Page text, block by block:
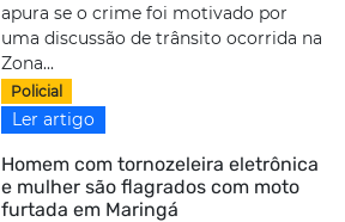
apura se o crime foi motivado por
uma discussão de trânsito ocorrida na
Zona...
Policial
Ler artigo
Homem com tornozeleira eletrônica
e mulher são flagrados com moto
furtada em Maringá